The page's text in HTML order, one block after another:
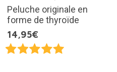
Peluche originale en
forme de thyroïde
14,95€